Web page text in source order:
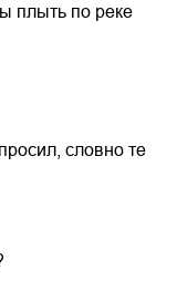
плыть по реке
словно те